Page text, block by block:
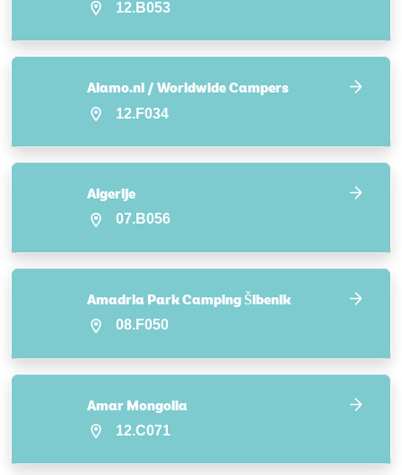
12.B053
Alamo.nl / Worldwide Campers
12.F034
Algerije
07.B056
Amadria Park Camping Šibenik
08.F050
Amar Mongolia
12.C071